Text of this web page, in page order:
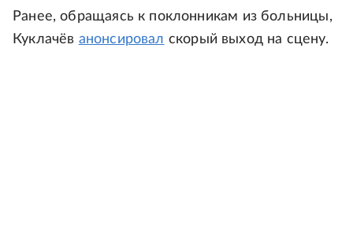
Ранее, обращаясь к поклонникам из больницы,
Куклачёв анонсировал скорый выход на сцену.